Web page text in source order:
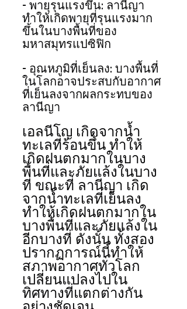
- พายุรุนแรงขึ้น: ลานีญา
ทำให้เกิดพายุที่รุนแรงมาก
ขึ้นในบางพื้นที่ของ
มหาสมุทรแปซิฟิก
- อุณหภูมิที่เย็นลง: บางพื้นที่
ในโลกอาจประสบกับอากาศ
ที่เย็นลงจากผลกระทบของ
ลานีญา
เอลนีโญ เกิดจากน้ำ
ทะเลที่ร้อนขึ้น ทำให้
เกิดฝนตกมากในบาง
พื้นที่และภัยแล้งในบาง
ที่ ขณะที่ ลานีญา เกิด
จากน้ำทะเลที่เย็นลง
ทำให้เกิดฝนตกมากใน
บางพื้นที่และภัยแล้งใน
อีกบางที่ ดังนั้น ทั้งสอง
ปรากฏการณ์นี้ทำให้
สภาพอากาศทั่วโลก
เปลี่ยนแปลงไปใน
ทิศทางที่แตกต่างกัน